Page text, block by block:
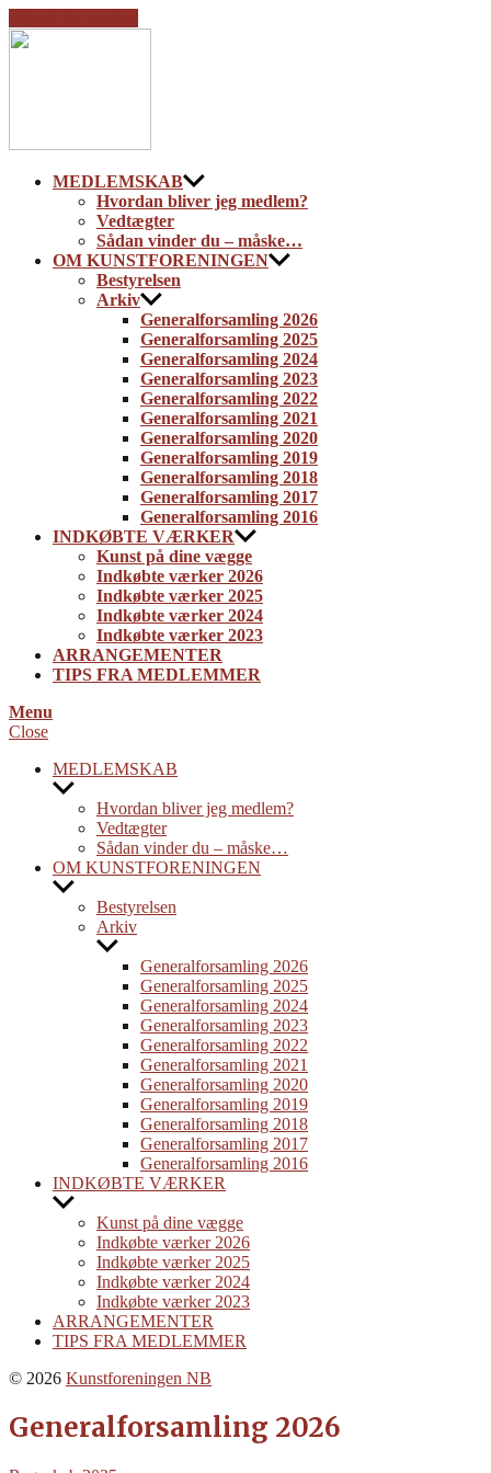
MEDLEMSKAB
Hvordan bliver jeg medlem?
Vedtægter
Sådan vinder du – måske…
OM KUNSTFORENINGEN
Bestyrelsen
Arkiv
Generalforsamling 2026
Generalforsamling 2025
Generalforsamling 2024
Generalforsamling 2023
Generalforsamling 2022
Generalforsamling 2021
Generalforsamling 2020
Generalforsamling 2019
Generalforsamling 2018
Generalforsamling 2017
Generalforsamling 2016
INDKØBTE VÆRKER
Kunst på dine vægge
Indkøbte værker 2026
Indkøbte værker 2025
Indkøbte værker 2024
Indkøbte værker 2023
ARRANGEMENTER
TIPS FRA MEDLEMMER
Menu
Close
MEDLEMSKAB
Show
menu
Hvordan bliver jeg medlem?
Vedtægter
Sådan vinder du – måske…
OM KUNSTFORENINGEN
Show
menu
Bestyrelsen
Arkiv
Show
menu
Generalforsamling 2026
Generalforsamling 2025
Generalforsamling 2024
Generalforsamling 2023
Generalforsamling 2022
Generalforsamling 2021
Generalforsamling 2020
Generalforsamling 2019
Generalforsamling 2018
Generalforsamling 2017
Generalforsamling 2016
INDKØBTE VÆRKER
Show
menu
Kunst på dine vægge
Indkøbte værker 2026
Indkøbte værker 2025
Indkøbte værker 2024
Indkøbte værker 2023
ARRANGEMENTER
TIPS FRA MEDLEMMER
© 2026 Kunstforeningen NB
Generalforsamling 2026